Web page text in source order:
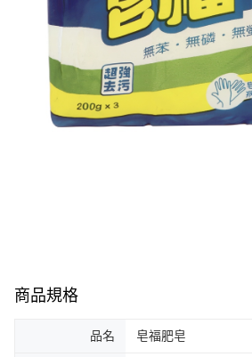
【注意事項】
１．透過由恩沛科技股份有限公司提供之「
易，需依本服務之必要範圍內提供個人資料，並
權轉讓予恩沛科技股份有限公司。
２．關於個人資料處理事宜，請瀏覽以下網址：
https://aftee.tw/terms/#terms3
３．未成年的使用者請事先徵得法定代理人或監
恩沛科技股份有限公司將有權停止該用戶之使
每筆NT$120，滿NT$899(含以上)免運費
商品規格
品名 皂福肥皂